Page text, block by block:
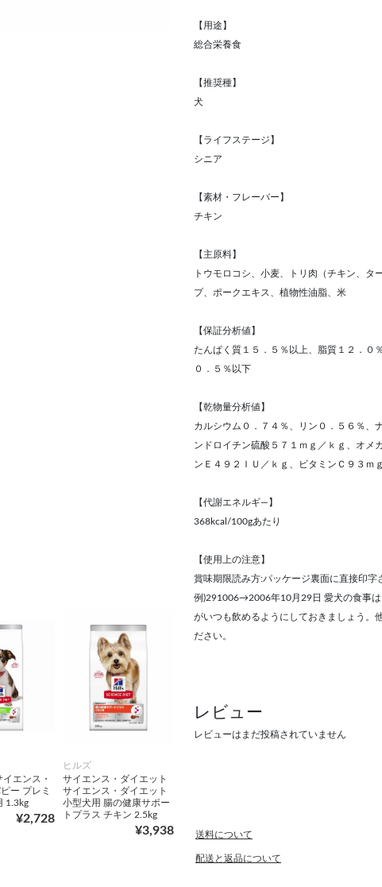
エンス・
ー プレミ
1.3kg
¥2,728
ヒルズ
サイエンス・ダイエット
サイエンス・ダイエット
小型犬用 腸の健康サポー
トプラス チキン 2.5kg
¥3,938
【用途】
総合栄養食
【推奨種】
犬
【ライフステージ】
シニア
【素材・フレーバー】
チキン
【主原料】
トウモロコシ、小麦、トリ肉（チキン、
プ、ポークエキス、植物性油脂、米
【保証分析値】
たんぱく質１５．５％以上、脂質１２．０
０．５％以下
【乾物量分析値】
カルシウム０．７４％、リン０．５６％、
ンドロイチン硫酸５７１ｍｇ／ｋｇ、オメ
ンＥ４９２ＩＵ／ｋｇ、ビタミンＣ９３ｍ
【代謝エネルギ―】
368kcal/100gあたり
【使用上の注意】
賞味期限読み方:パッケージ裏面に直接印
例)291006→2006年10月29日 愛犬の食事
がいつも飲めるようにしておきましょう。
ださい。
レビュー
レビューはまだ投稿されていません
送料について
配送と返品について